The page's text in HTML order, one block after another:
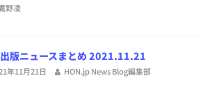
野凌
版ニュースまとめ 2021.11.21
年11月21日 HON.jp News Blog編集部